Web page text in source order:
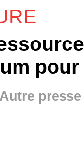
Autre presse